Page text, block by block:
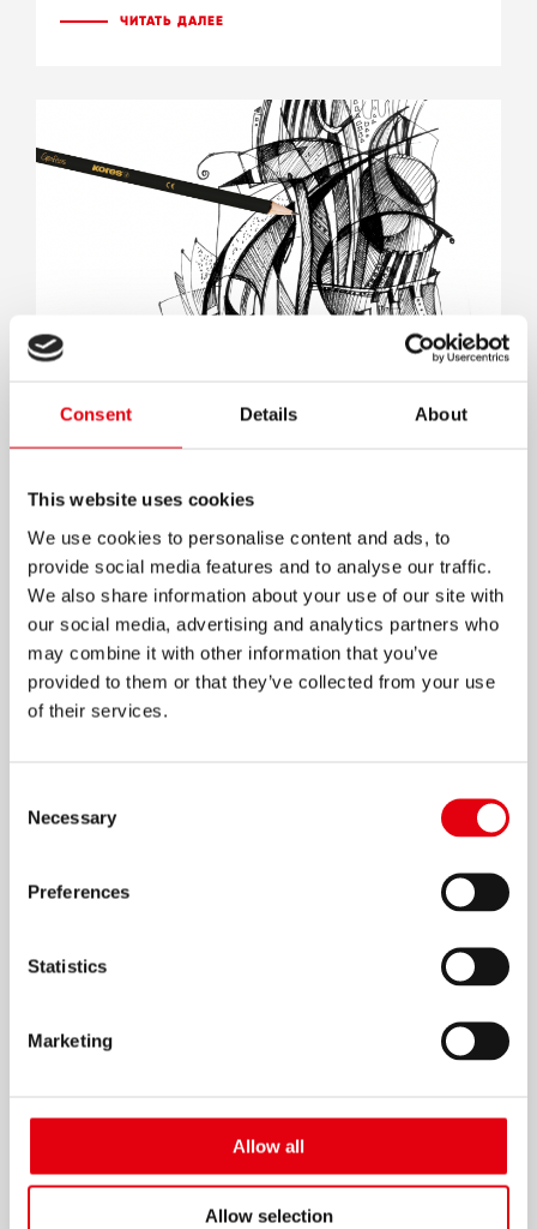
Consent Details About
This website uses cookies
We use cookies to personalise content and ads, to
provide social media features and to analyse our traffic.
We also share information about your use of our site with
our social media, advertising and analytics partners who
may combine it with other information that you’ve
provided to them or that they’ve collected from your use
of their services.
Selection
Necessary
Preferences
Statistics
Marketing
Allow all
Allow selection
ЧИТАТЬ ДАЛЕЕ
для графики
ЧИТАТЬ ДАЛЕЕ